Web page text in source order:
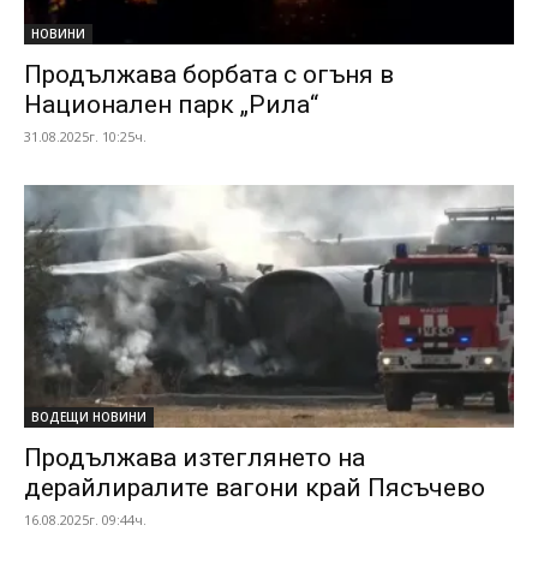
НОВИНИ
Продължава борбата с огъня в
Национален парк „Рила“
31.08.2025г. 10:25ч.
ВОДЕЩИ НОВИНИ
Продължава изтеглянето на
дерайлиралите вагони край Пясъчево
16.08.2025г. 09:44ч.